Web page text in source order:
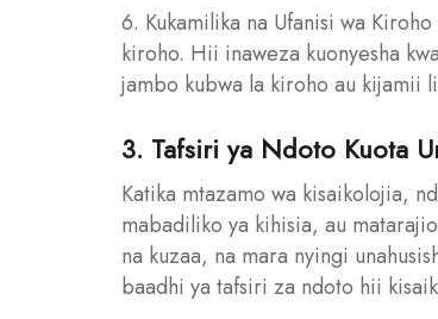
6. Kukamilika na Ufanisi wa
kiroho. Hii inaweza kuonyesha
jambo kubwa la kiroho au kijamii
3. Tafsiri ya Ndoto Kuota
Katika mtazamo wa kisaikolojia,
mabadiliko ya kihisia, au
na kuzaa, na mara nyingi
baadhi ya tafsiri za ndoto hii